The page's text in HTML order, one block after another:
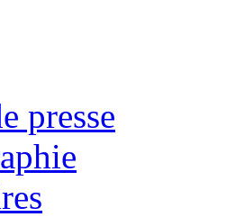
presse